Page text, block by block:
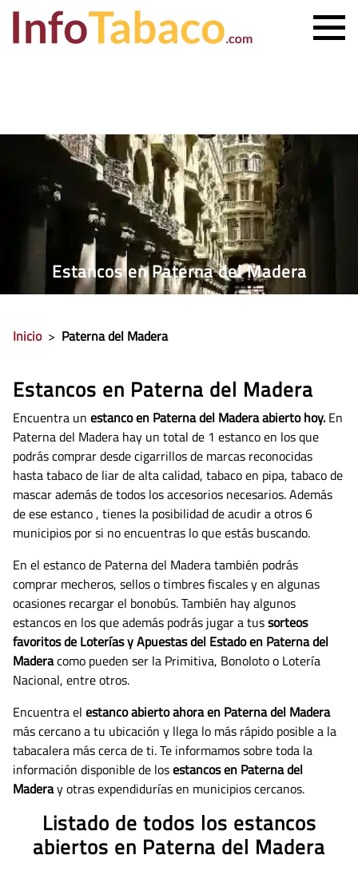
ESTANCO MÁS CERCANO
CONTACTO
Estancos en Paterna del Madera
Inicio > Paterna del Madera
Estancos en Paterna del Madera
Encuentra un estanco en Paterna del Madera abierto hoy. En
Paterna del Madera hay un total de 1 estanco en los que
podrás comprar desde cigarrillos de marcas reconocidas
hasta tabaco de liar de alta calidad, tabaco en pipa, tabaco de
mascar además de todos los accesorios necesarios.Además
de ese estanco , tienes la posibilidad de acudir a otros 6
municipios por si no encuentras lo que estás buscando.
En el estanco de Paterna del Madera también podrás
comprar mecheros, sellos o timbres fiscales y en algunas
ocasiones recargar el bonobús. También hay algunos
estancos en los que además podrás jugar a tussorteos
favoritos de Loterías y Apuestas del Estado en Paterna del
Maderacomo pueden ser la Primitiva, Bonoloto o Lotería
Nacional, entre otros.
Encuentra el estanco abierto ahora en Paterna del Madera
más cercano a tu ubicación y llega lo más rápido posible a la
tabacalera más cerca de ti. Te informamos sobre toda la
información disponible de losestancos en Paterna del
Maderay otras expendidurías en municipios cercanos.
Listado de todos los estancos
abiertos en Paterna del Madera